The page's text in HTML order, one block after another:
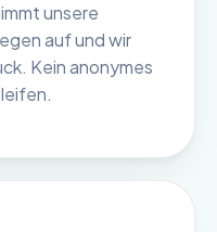
unsere
auf und wir
Kein anonymes